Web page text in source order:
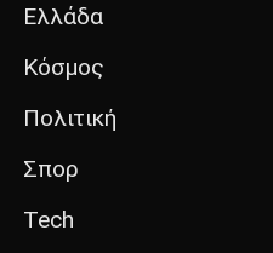
Ελλάδα
Κόσμος
Πολιτική
Σπορ
Tech